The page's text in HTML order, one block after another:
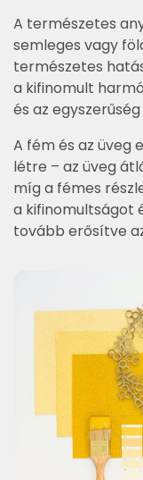
A természetes
semleges vagy
természetes
a kifinomult
és az
A fém és az üveg
létre – az üveg
míg a fémes
a kifinomultságot
tovább erősítve